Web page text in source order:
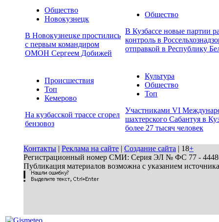
Общество
Новокузнецк
В Новокузнецке простились
с первым командиром
ОМОН Сергеем Добижей
Общество
В Кузбассе новые партии
контроль в
отправкой в Республику
Происшествия
Топ
Кемерово
На кузбасской трассе сгорел
бензовоз
Культура
Общество
Топ
Участниками VI
шахтерского Сабантуя в
более 27 тысяч человек
Контакты | Реклама на сайте | Создание сайта | 18+
Регистрационный номер СМИ: Серия ЭЛ № ФС 77 - 44486
Публикация материалов возможна с указанием